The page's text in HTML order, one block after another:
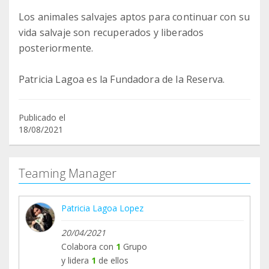
Los animales salvajes aptos para continuar con su
vida salvaje son recuperados y liberados
posteriormente.
Patricia Lagoa es la Fundadora de la Reserva.
Publicado el
18/08/2021
Teaming Manager
Patricia Lagoa Lopez
20/04/2021
Colabora con 1 Grupo
y lidera 1 de ellos